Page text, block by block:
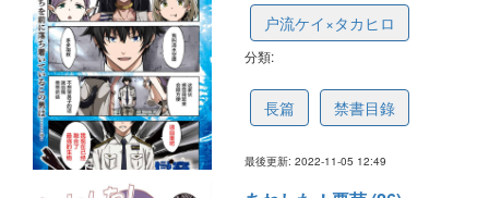
户流ケイ×タカヒロ
分類:
長篇 禁書目錄
最後更新: 2022-11-05 12:49